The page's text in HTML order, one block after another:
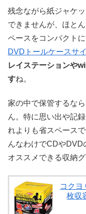
残念ながら紙ジャケ
できませんが、ほと
ペースをコンパクト
DVDトールケースサ
レイステーションや
すね。
家の中で保管するな
ん。特に思い出や記
れよりも省スペース
んなわけでCDやDVD
オススメできる収納
コクヨ
枚収